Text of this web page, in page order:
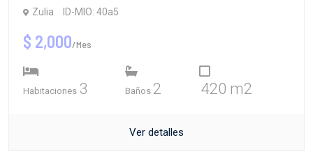
Zulia ID-MIO: 40a5
$ 2,000/Mes
Habitaciones 3 Baños 2 420 m2
Ver detalles